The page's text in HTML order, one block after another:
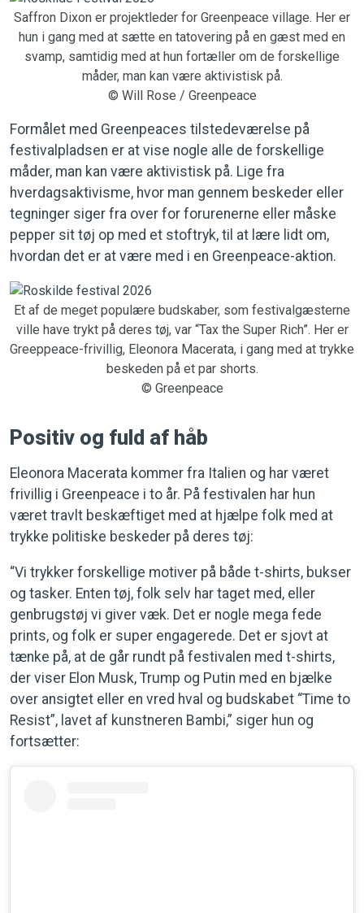
Saffron Dixon er projektleder for Greenpeace village. Her er
hun i gang med at sætte en tatovering på en gæst med en
svamp, samtidig med at hun fortæller om de forskellige
måder, man kan være aktivistisk på.
© Will Rose / Greenpeace
Formålet med Greenpeaces tilstedeværelse på
festivalpladsen er at vise nogle alle de forskellige
måder, man kan være aktivistisk på. Lige fra
hverdagsaktivisme, hvor man gennem beskeder eller
tegninger siger fra over for forurenerne eller måske
pepper sit tøj op med et stoftryk, til at lære lidt om,
hvordan det er at være med i en Greenpeace-aktion.
Et af de meget populære budskaber, som festivalgæsterne
ville have trykt på deres tøj, var “Tax the Super Rich”. Her er
Greeppeace-frivillig, Eleonora Macerata, i gang med at trykke
beskeden på et par shorts.
© Greenpeace
Positiv og fuld af håb
Eleonora Macerata kommer fra Italien og har været
frivillig i Greenpeace i to år. På festivalen har hun
været travlt beskæftiget med at hjælpe folk med at
trykke politiske beskeder på deres tøj:
“Vi trykker forskellige motiver på både t-shirts, bukser
og tasker. Enten tøj, folk selv har taget med, eller
genbrugstøj vi giver væk. Det er nogle mega fede
prints, og folk er super engagerede. Det er sjovt at
tænke på, at de går rundt på festivalen med t-shirts,
der viser Elon Musk, Trump og Putin med en bjælke
over ansigtet eller en vred hval og budskabet “Time to
Resist”, lavet af kunstneren Bambi,” siger hun og
fortsætter: